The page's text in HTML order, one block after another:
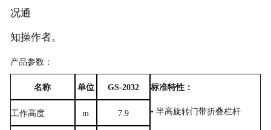
况通
知操作者。
产品参数：
名称 单位 GS-2032 标准特性：
• 半高旋转门带折叠栏杆
工作高度 m 7.9